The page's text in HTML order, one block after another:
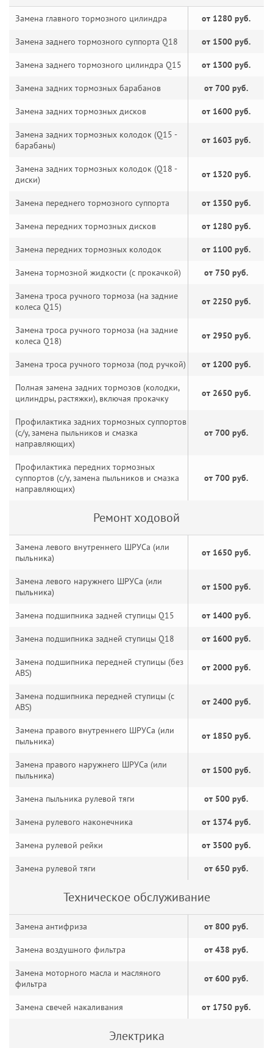
Замена главного тормозного цилиндра от 1280 руб.
Замена заднего тормозного суппорта Q18 от 1500 руб.
Замена заднего тормозного цилиндра Q15 от 1300 руб.
Замена задних тормозных барабанов от 700 руб.
Замена задних тормозных дисков от 1600 руб.
Замена задних тормозных колодок (Q15 -
барабаны)
от 1603 руб.
Замена задних тормозных колодок (Q18 -
диски)
от 1320 руб.
Замена переднего тормозного суппорта от 1350 руб.
Замена передних тормозных дисков от 1280 руб.
Замена передних тормозных колодок от 1100 руб.
Замена тормозной жидкости (с прокачкой) от 750 руб.
Замена троса ручного тормоза (на задние
колеса Q15)
от 2250 руб.
Замена троса ручного тормоза (на задние
колеса Q18)
от 2950 руб.
Замена троса ручного тормоза (под ручкой) от 1200 руб.
Полная замена задних тормозов (колодки,
цилиндры, растяжки), включая прокачку
от 2650 руб.
Профилактика задних тормозных суппортов
(с/у, замена пыльников и смазка
направляющих)
от 700 руб.
Профилактика передних тормозных
суппортов (с/у, замена пыльников и смазка
направляющих)
от 700 руб.
Ремонт ходовой
Замена левого внутреннего ШРУСа (или
пыльника)
от 1650 руб.
Замена левого наружнего ШРУСа (или
пыльника)
от 1500 руб.
Замена подшипника задней ступицы Q15 от 1400 руб.
Замена подшипника задней ступицы Q18 от 1600 руб.
Замена подшипника передней ступицы (без
ABS)
от 2000 руб.
Замена подшипника передней ступицы (с
ABS)
от 2400 руб.
Замена правого внутреннего ШРУСа (или
пыльника)
от 1850 руб.
Замена правого наружнего ШРУСа (или
пыльника)
от 1500 руб.
Замена пыльника рулевой тяги от 500 руб.
Замена рулевого наконечника от 1374 руб.
Замена рулевой рейки от 3500 руб.
Замена рулевой тяги от 650 руб.
Техническое обслуживание
Замена антифриза от 800 руб.
Замена воздушного фильтра от 438 руб.
Замена моторного масла и масляного
фильтра
от 600 руб.
Замена свечей накаливания от 1750 руб.
Электрика